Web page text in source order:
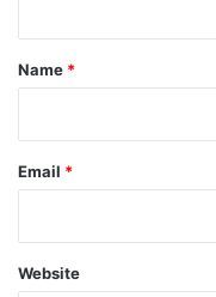
*
Name *
Email *
Website